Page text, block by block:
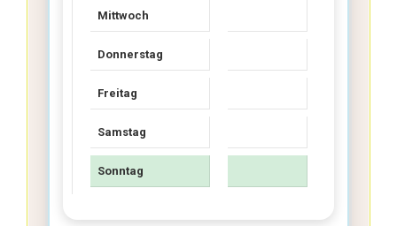
Mittwoch
Donnerstag
Freitag
Samstag
Sonntag